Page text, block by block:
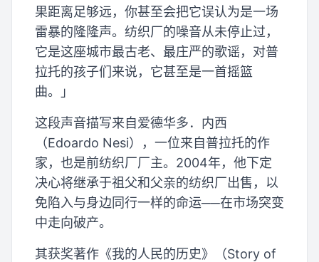
果距离足够远，你甚至会把它误认为是一场
雷暴的隆隆声。纺织厂的噪音从未停止过，
它是这座城市最古老、最庄严的歌谣，对普
拉托的孩子们来说，它甚至是一首摇篮
曲。」
这段声音描写来自爱德华多．内西
（Edoardo Nesi），一位来自普拉托的作
家，也是前纺织厂厂主。2004年，他下定
决心将继承于祖父和父亲的纺织厂出售，以
免陷入与身边同行一样的命运──在市场突变
中走向破产。
其获奖著作《我的人民的历史》（Story of